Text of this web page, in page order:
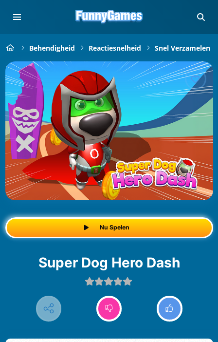
Behendigheid Reactiesnelheid Snel Verzamelen
Nu Spelen
Super Dog Hero Dash